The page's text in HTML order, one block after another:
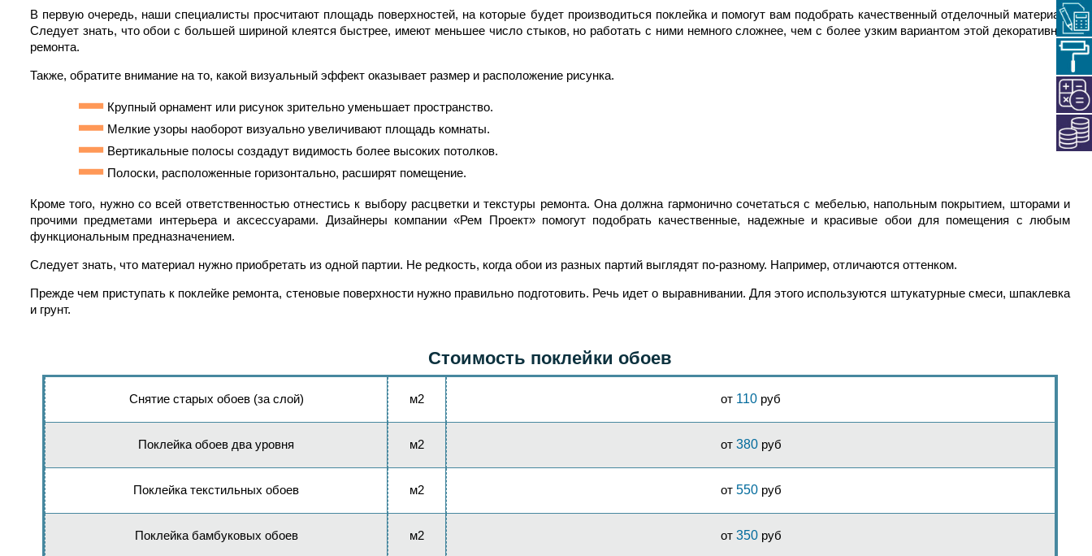
В первую очередь, наши специалисты просчитают площадь поверхностей, на которые будет производиться поклейка и помогут вам подобрать качественный отделочный материал.
Следует знать, что обои с большей шириной клеятся быстрее, имеют меньшее число стыков, но работать с ними немного сложнее, чем с более узким вариантом этой декоративной
ремонта.
Также, обратите внимание на то, какой визуальный эффект оказывает размер и расположение рисунка.
Крупный орнамент или рисунок зрительно уменьшает пространство.
Мелкие узоры наоборот визуально увеличивают площадь комнаты.
Вертикальные полосы создадут видимость более высоких потолков.
Полоски, расположенные горизонтально, расширят помещение.
Кроме того, нужно со всей ответственностью отнестись к выбору расцветки и текстуры ремонта. Она должна гармонично сочетаться с мебелью, напольным покрытием, шторами и
прочими предметами интерьера и аксессуарами. Дизайнеры компании «Рем Проект» помогут подобрать качественные, надежные и красивые обои для помещения с любым
функциональным предназначением.
Следует знать, что материал нужно приобретать из одной партии. Не редкость, когда обои из разных партий выглядят по-разному. Например, отличаются оттенком.
Прежде чем приступать к поклейке ремонта, стеновые поверхности нужно правильно подготовить. Речь идет о выравнивании. Для этого используются штукатурные смеси, шпаклевка
и грунт.
Стоимость поклейки обоев
Снятие старых обоев (за слой) м2 от 110 руб
Поклейка обоев два уровня м2 от 380руб
Поклейка текстильных обоев м2 от 550руб
Поклейка бамбуковых обоев м2 от 350руб